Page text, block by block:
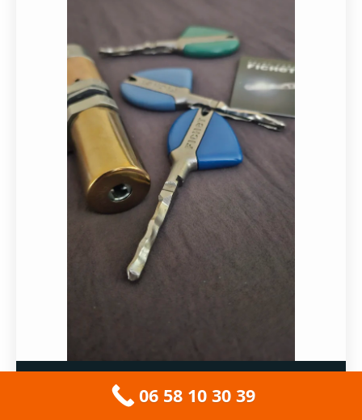
✓ POSE CERTIFIÉE A2P
Prendre rendez-vous pour un devis →
06 58 10 30 39